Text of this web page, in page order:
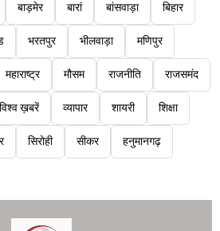
बाड़मेर बारां बांसवाड़ा बिहार
भरतपुर भीलवाड़ा मणिपुर
महाराष्ट्र मौसम राजनीति राजसमंद
विश्व ख़बरें व्यापार शायरी शिक्षा
सिरोही सीकर हनुमानगढ़